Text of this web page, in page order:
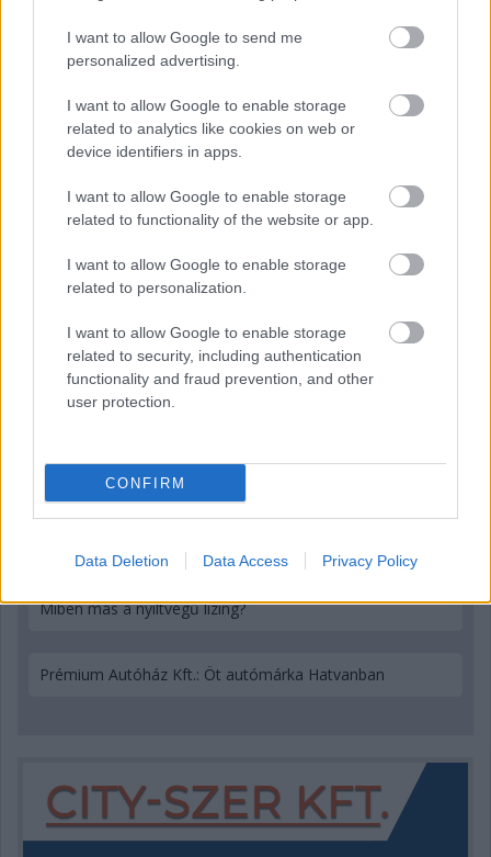
I want to allow Google to send me
personalized advertising.
I want to allow Google to enable storage
related to analytics like cookies on web or
device identifiers in apps.
I want to allow Google to enable storage
related to functionality of the website or app.
I want to allow Google to enable storage
related to personalization.
I want to allow Google to enable storage
related to security, including authentication
functionality and fraud prevention, and other
user protection.
CONFIRM
Data Deletion Data Access Privacy Policy
Az üzleti technológia új arculata
Miben más a nyíltvégű lízing?
Prémium Autóház Kft.: Öt autómárka Hatvanban